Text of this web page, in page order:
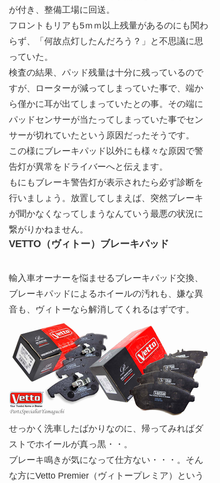
が付き、整備工場に回送。
フロントもリアも5ｍｍ以上残量があるのにも関わ
らず、「何故点灯したんだろう？」と不思議に思
っていた。
検査の結果、パッド残量は十分に残っているので
すが、ローターが減ってしまっていた事で、端か
ら僅かに耳が出てしまっていたとの事。その端に
パッドセンサーが当たってしまっていた事でセン
サーが切れていたという原因だったそうです。
この様にブレーキパッド以外にも様々な原因で警
告灯が異常をドライバーへと伝えます。
もにもブレーキ警告灯が表示されたら必ず診断を
行いましょう。放置してしまえば、突然ブレーキ
が聞かなくなってしまうなんていう最悪の状況に
繋がりかねません。
VETTO（ヴィトー）ブレーキパッド
輸入車オーナーを悩ませるブレーキパッド交換、
ブレーキパッドによるホイールの汚れも、嫌な異
音も、ヴィトーなら解消してくれるはずです。
せっかく洗車したばかりなのに、帰ってみればダ
ストでホイールが真っ黒・・。
ブレーキ鳴きが気になって仕方ない・・・。そん
な方にVetto Premier（ヴィトープレミア）という